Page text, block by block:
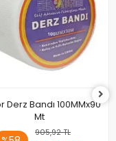
Derz Bandı 100MMx90
Mt
905,92 TL